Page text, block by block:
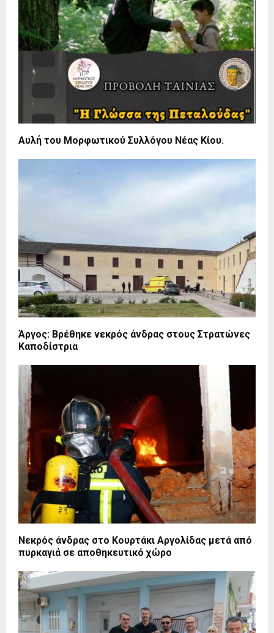
Αυλή του Μορφωτικού Συλλόγου Νέας Κίου.
Άργος: Βρέθηκε νεκρός άνδρας στους Στρατώνες
Καποδίστρια
Νεκρός άνδρας στο Κουρτάκι Αργολίδας μετά από
πυρκαγιά σε αποθηκευτικό χώρο